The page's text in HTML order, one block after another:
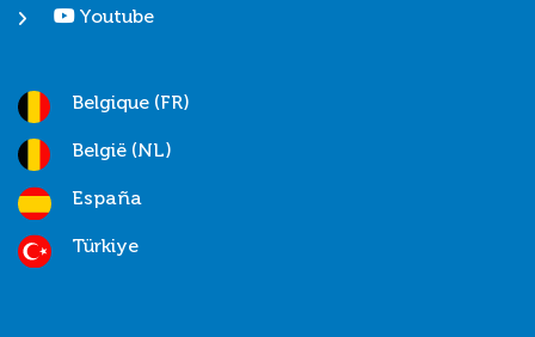
Youtube
Belgique (FR)
België (NL)
España
Türkiye